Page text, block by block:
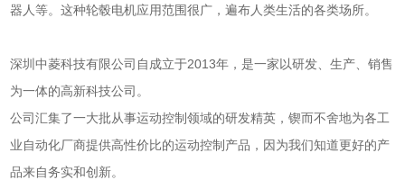
器人等。这种轮毂电机应用范围很广，遍布人类生活的各类场所。
深圳中菱科技有限公司自成立于2013年，是一家以研发、生产、销售
为一体的高新科技公司。
公司汇集了一大批从事运动控制领域的研发精英，锲而不舍地为各工
业自动化厂商提供高性价比的运动控制产品，因为我们知道更好的产
品来自务实和创新。